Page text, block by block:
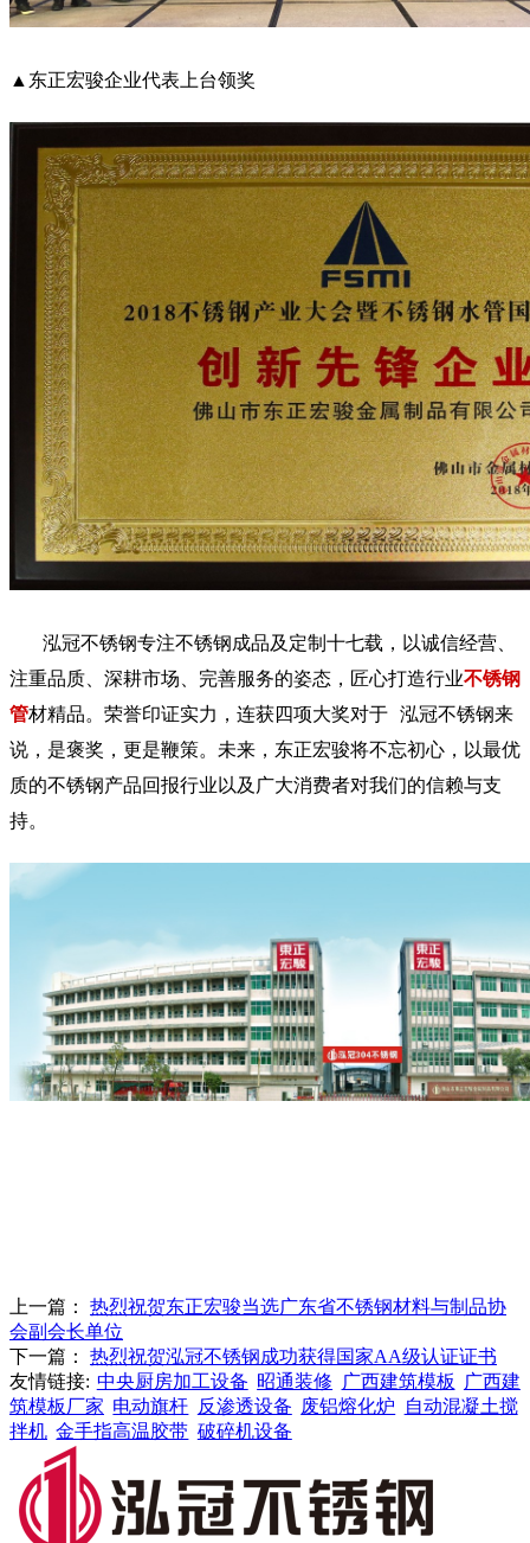
▲东正宏骏企业代表上台领奖
泓冠不锈钢专注不锈钢成品及定制十七载，以诚信经营、
注重品质、深耕市场、完善服务的姿态，匠心打造行业不锈钢
管材精品。荣誉印证实力，连获四项大奖对于 泓冠不锈钢来
说，是褒奖，更是鞭策。未来，东正宏骏将不忘初心，以最优
质的不锈钢产品回报行业以及广大消费者对我们的信赖与支
持。
上一篇： 热烈祝贺东正宏骏当选广东省不锈钢材料与制品协
会副会长单位
下一篇： 热烈祝贺泓冠不锈钢成功获得国家AA级认证证书
友情链接: 中央厨房加工设备 昭通装修 广西建筑模板
广西建
筑模板厂家 电动旗杆 反渗透设备 废铝熔化炉
自动混凝土搅
拌机 金手指高温胶带 破碎机设备